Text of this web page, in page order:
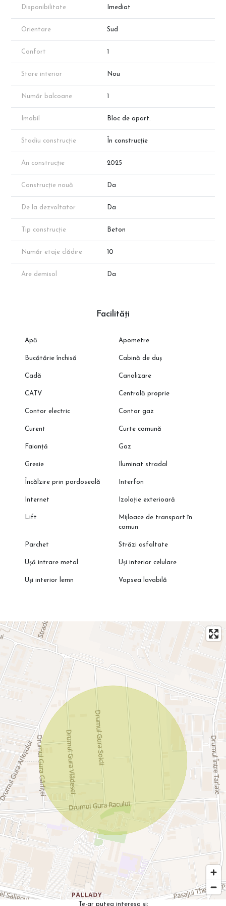
Disponibilitate Imediat
Orientare Sud
Confort
Stare interior Nou
Număr balcoane
Imobil Bloc de apart.
Stadiu construcție În construcție
An construcție 2025
Construcție nouă Da
De la dezvoltator Da
Tip construcție Beton
Număr etaje clădire 10
Are demisol Da
Facilități
Apă Apometre
Bucătărie închisă Cabină de duș
Cadă Canalizare
CATV Centrală proprie
Contor electric Contor gaz
Curent Curte comună
Faianță Gaz
Gresie Iluminat stradal
Încălzire prin pardoseală Interfon
Internet Izolație exterioară
Lift
Mijloace de transport în
comun
Parchet Străzi asfaltate
Ușă intrare metal Uși interior celulare
Uși interior lemn Vopsea lavabilă
Te-ar putea interesa și: